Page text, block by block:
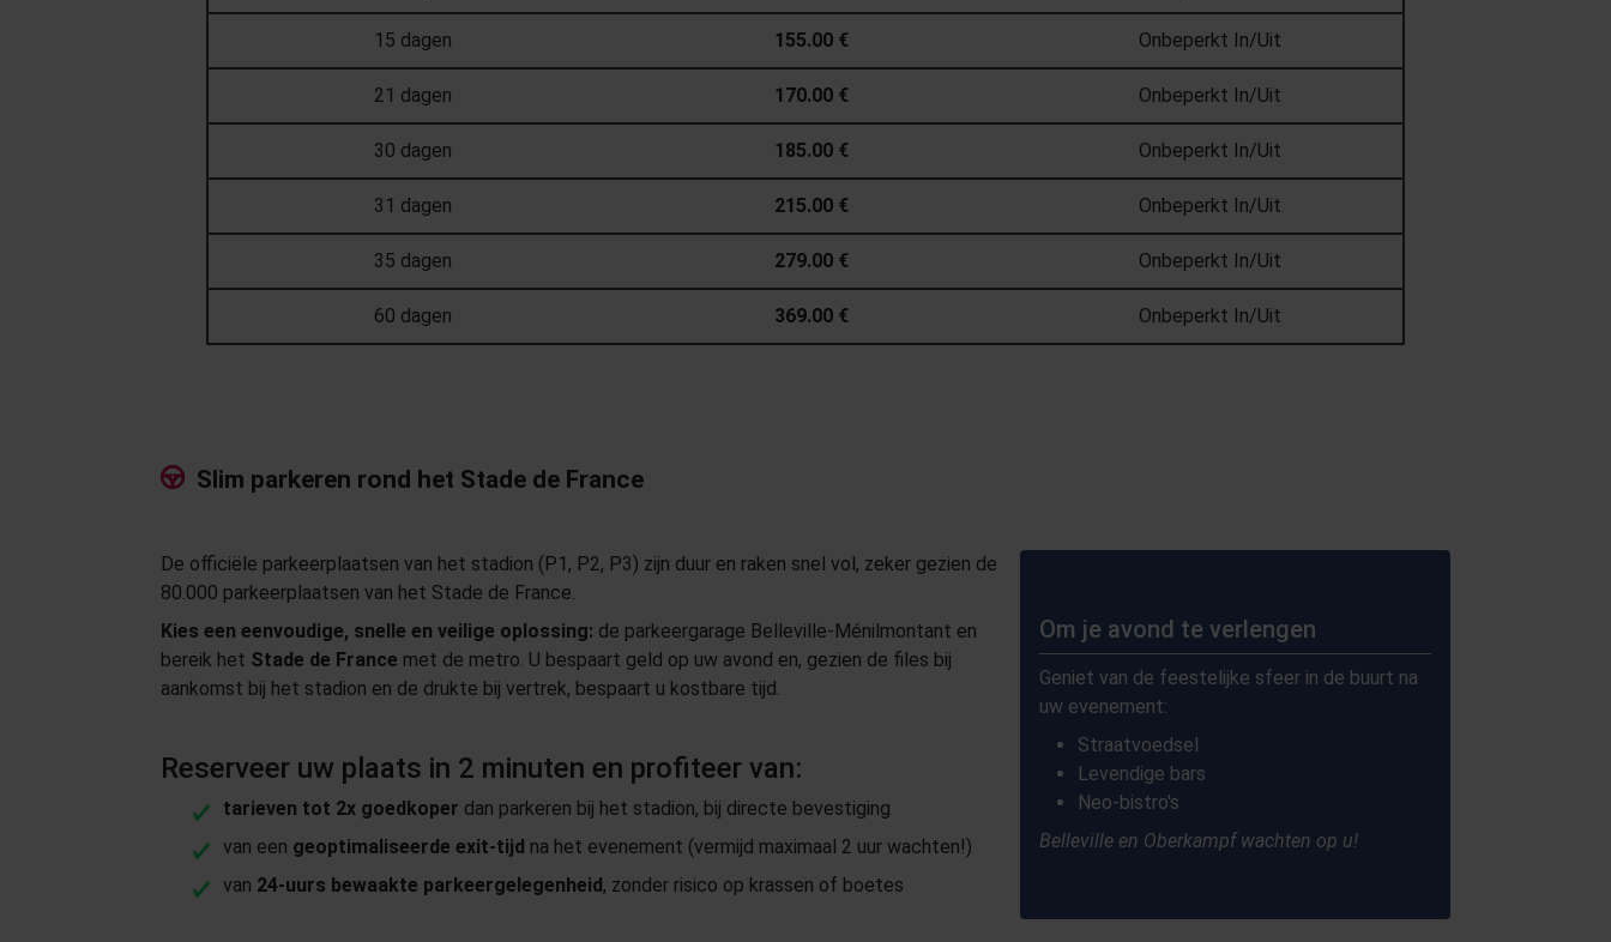
15 dagen 155.00 € Onbeperkt In/Uit
21 dagen 170.00 € Onbeperkt In/Uit
30 dagen 185.00 € Onbeperkt In/Uit
31 dagen 215.00 € Onbeperkt In/Uit
35 dagen 279.00 € Onbeperkt In/Uit
60 dagen 369.00 € Onbeperkt In/Uit
Slim parkeren rond het Stade de France
De officiële parkeerplaatsen van het stadion (P1, P2, P3) zijn duur en raken snel vol, zeker gezien de
80.000 parkeerplaatsen van het Stade de France.
Kies een eenvoudige, snelle en veilige oplossing: de parkeergarage Belleville-Ménilmontant en
bereik het Stade de France met de metro. U bespaart geld op uw avond en, gezien de files bij
aankomst bij het stadion en de drukte bij vertrek, bespaart u kostbare tijd.
Reserveer uw plaats in 2 minuten en profiteer van:
tarieven tot 2x goedkoper dan parkeren bij het stadion, bij directe bevestiging
van een geoptimaliseerde exit-tijd na het evenement (vermijd maximaal 2 uur wachten!)
van 24-uurs bewaakte parkeergelegenheid , zonder risico op krassen of boetes
Om je avond te verlengen
Geniet van de feestelijke sfeer in de buurt na
uw evenement:
Straatvoedsel
Levendige bars
Neo-bistro's
Belleville en Oberkampf wachten op u!